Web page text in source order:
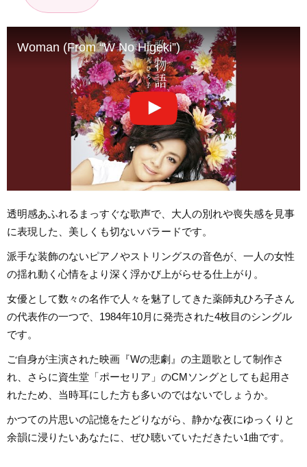
Woman (From “W No Higeki”)
透明感あふれるまっすぐな歌声で、大人の別れや喪失感を見事
に表現した、美しくも切ないバラードです。
派手な装飾のないピアノやストリングスの音色が、一人の女性
の揺れ動く心情をより深く浮かび上がらせる仕上がり。
女優として数々の名作で人々を魅了してきた薬師丸ひろ子さん
の代表作の一つで、1984年10月に発売された4枚目のシングル
です。
ご自身が主演された映画『Wの悲劇』の主題歌として制作さ
れ、さらに資生堂「ポーセリア」のCMソングとしても起用さ
れたため、当時耳にした方も多いのではないでしょうか。
かつての片思いの記憶をたどりながら、静かな夜にゆっくりと
余韻に浸りたいあなたに、ぜひ聴いていただきたい1曲です。